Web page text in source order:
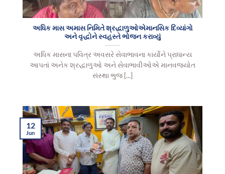
અધિક માસ અમાસ નિમિતે શ્રદ્ધાળુઓએમાનસિક દિવ્યાંગો
અને વૃદ્ધોને સ્વહસ્તે ભોજન કરાવ્યું
અધિક માસના પવિત્ર અવસરે સેવાભાવના કાર્યોને પ્રાધાન્ય
આપતાં અનેક શ્રદ્ધાળુઓ અને સેવાભાવીઓએ માનવજ્યોત
સંસ્થા ભુજ [...]
12
Jun